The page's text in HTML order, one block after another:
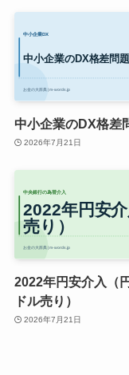
中小企業のDX格差
2026年7月21日
2022年円安介入（
ドル売り）
2026年7月21日